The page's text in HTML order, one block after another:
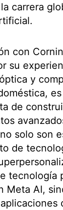
carrera
con
su
y
de
solo son
de
tecnología
Meta AI,